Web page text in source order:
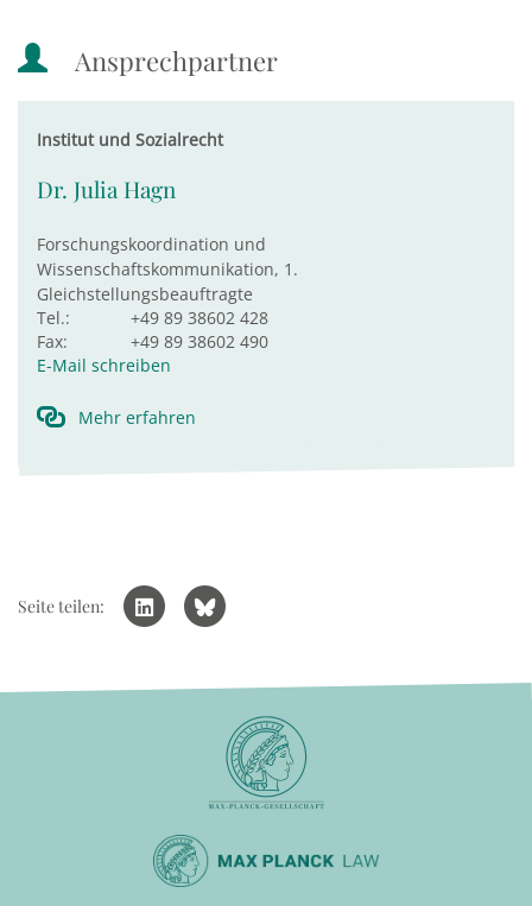
Ansprechpartner
Institut und Sozialrecht
Dr. Julia Hagn
Forschungskoordination und
Wissenschaftskommunikation, 1.
Gleichstellungsbeauftragte
Tel.:
+49 89 38602 428
Fax:
+49 89 38602 490
E-Mail schreiben
Mehr erfahren
Seite teilen: